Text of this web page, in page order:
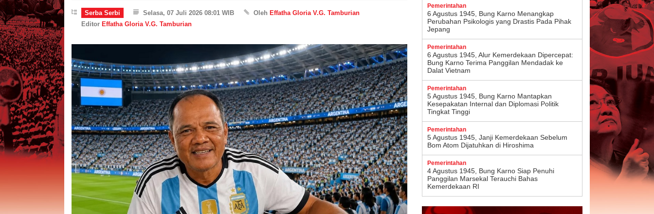
Serba Serbi Selasa, 07 Juli 2026 08:01 WIB Oleh Effatha Gloria V.G. Tamburian
Editor Effatha Gloria V.G. Tamburian
Pemerintahan
6 Agustus 1945, Bung Karno Menangkap
Perubahan Psikologis yang Drastis Pada Pihak
Jepang
Pemerintahan
6 Agustus 1945, Alur Kemerdekaan Dipercepat:
Bung Karno Terima Panggilan Mendadak ke
Dalat Vietnam
Pemerintahan
5 Agustus 1945, Bung Karno Mantapkan
Kesepakatan Internal dan Diplomasi Politik
Tingkat Tinggi
Pemerintahan
5 Agustus 1945, Janji Kemerdekaan Sebelum
Bom Atom Dijatuhkan di Hiroshima
Pemerintahan
4 Agustus 1945, Bung Karno Siap Penuhi
Panggilan Marsekal Terauchi Bahas
Kemerdekaan RI